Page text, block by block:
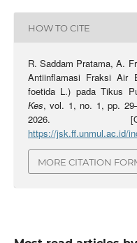
HOW TO CITE
R. Saddam Pratama, A.
Antiinflamasi Fraksi Air
foetida L.) pada Tikus
Kes, vol. 1, no. 1, pp.
2026.
https://jsk.ff.unmul.ac.id/
MORE CITATION